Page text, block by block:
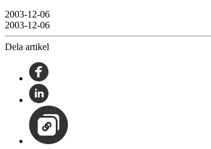
2003-12-06
2003-12-06
Dela artikel